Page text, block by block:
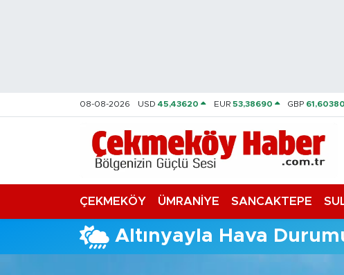
08-08-2026 USD45,43620 EUR 53,38690 GBP 61,60380
ÇEKMEKÖY ÜMRANİYE SANCAKTEPE
Altınyayla Hava
Trafik Durumu
Süper Lig Puan Durumu ve Fikstür
Tüm Manşetler